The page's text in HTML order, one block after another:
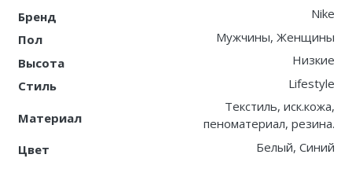
Бренд
Nike
Пол
Мужчины, Женщины
Высота
Низкие
Стиль
Lifestyle
Материал
Текстиль, иск.кожа,
пеноматериал, резина.
Цвет
Белый, Синий